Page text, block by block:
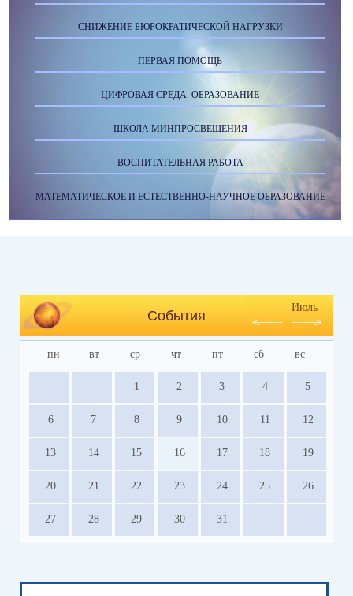
СНИЖЕНИЕ БЮРОКРАТИЧЕСКОЙ НАГРУЗКИ
ПЕРВАЯ ПОМОЩЬ
ЦИФРОВАЯ СРЕДА. ОБРАЗОВАНИЕ
ШКОЛА МИНПРОСВЕЩЕНИЯ
ВОСПИТАТЕЛЬНАЯ РАБОТА
МАТЕМАТИЧЕСКОЕ И ЕСТЕСТВЕННО-НАУЧНОЕ ОБРАЗОВАНИЕ
События
Июль
пн вт ср чт пт сб вс
1 2 3 4 5
6 7 8 9 10 11 12
13 14 15 16 17 18 19
20 21 22 23 24 25 26
27 28 29 30 31